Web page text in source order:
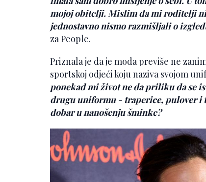
mojoj obitelji. Mislim da mi roditelji
jednostavno nismo razmišljali o
za People.
Priznala je da je moda previše ne
sportskoj odjeći koju naziva svojom
ponekad mi život ne da priliku da se
drugu uniformu - traperice, pulover i
dobar u nanošenju šminke?